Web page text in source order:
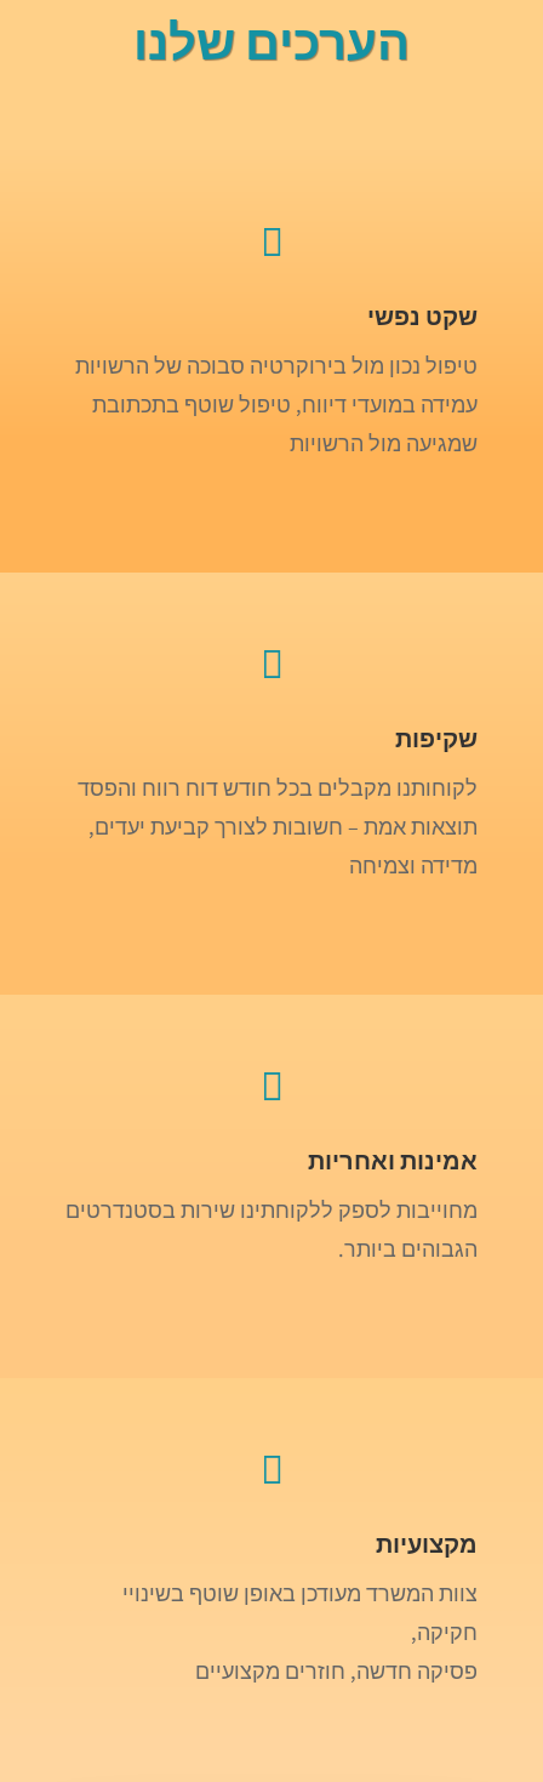
הערכים שלנו

שקט נפשי
טיפול נכון מול בירוקרטיה סבוכה של הרשויות
עמידה במועדי דיווח, טיפול שוטף בתכתובת
שמגיעה מול הרשויות

שקיפות
לקוחותנו מקבלים בכל חודש דוח רווח והפסד
תוצאות אמת – חשובות לצורך קביעת יעדים,
מדידה וצמיחה

אמינות ואחריות
מחוייבות לספק ללקוחתינו שירות בסטנדרטים
הגבוהים ביותר.

מקצועיות
צוות המשרד מעודכן באופן שוטף בשינויי
חקיקה,
פסיקה חדשה, חוזרים מקצועיים